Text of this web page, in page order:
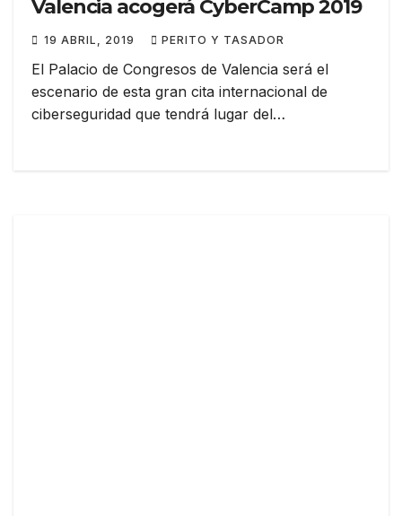
Valencia acogerá CyberCamp 2019
19 ABRIL, 2019 PERITO Y TASADOR
El Palacio de Congresos de Valencia será el
escenario de esta gran cita internacional de
ciberseguridad que tendrá lugar del…